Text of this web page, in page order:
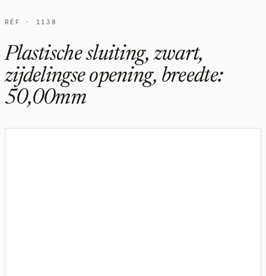
RÉF · 1138
Plastische sluiting, zwart,
zijdelingse opening, breedte:
50,00mm